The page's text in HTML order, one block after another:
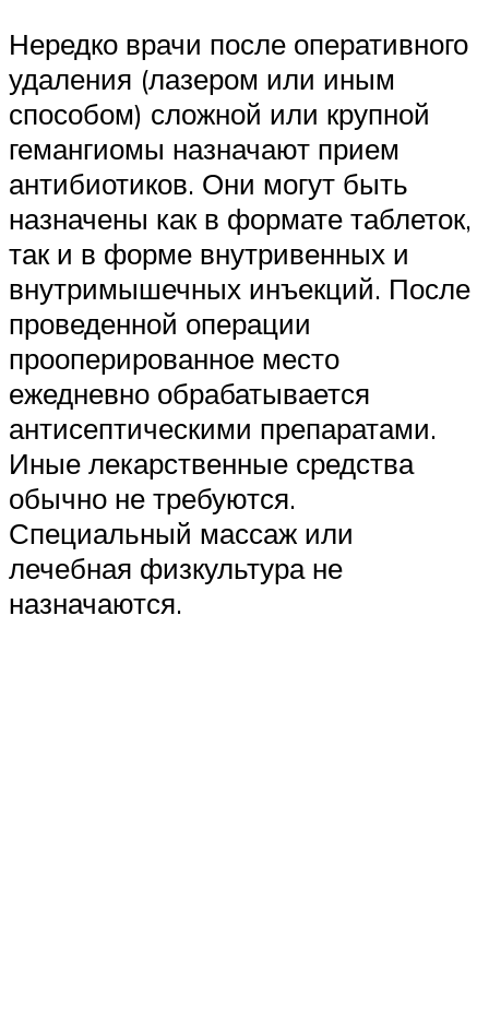
Нередко врачи после оперативного
удаления (лазером или иным
способом) сложной или крупной
гемангиомы назначают прием
антибиотиков. Они могут быть
назначены как в формате таблеток,
так и в форме внутривенных и
внутримышечных инъекций. После
проведенной операции
прооперированное место
ежедневно обрабатывается
антисептическими препаратами.
Иные лекарственные средства
обычно не требуются.
Специальный массаж или
лечебная физкультура не
назначаются.